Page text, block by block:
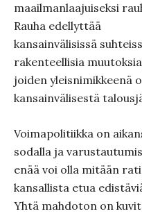
maailmanlaajuiseksi
Rauha edellyttää
kansainvälisissä
rakenteellisia
joiden yleisnimikkeenä
kansainvälisestä
Voimapolitiikka on
sodalla ja
enää voi olla mitään
kansallista etua
Yhtä mahdoton on